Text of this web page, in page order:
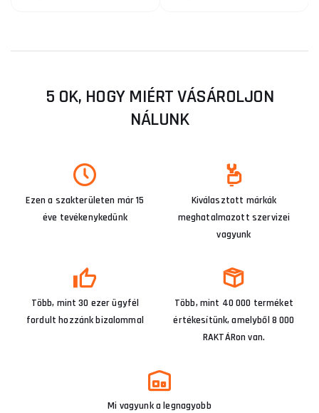
5 OK, HOGY MIÉRT VÁSÁROLJON
NÁLUNK
Ezen a szakterületen már 15
éve tevékenykedünk
Kiválasztott márkák
meghatalmazott szervizei
vagyunk
Több, mint 30 ezer ügyfél
fordult hozzánk bizalommal
Több, mint 40 000 terméket
értékesítünk, amelyből 8 000
RAKTÁRon van.
Mi vagyunk a legnagyobb